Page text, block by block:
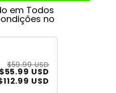
em Todos
no
$59.99 USD
$55.99 USD
USD